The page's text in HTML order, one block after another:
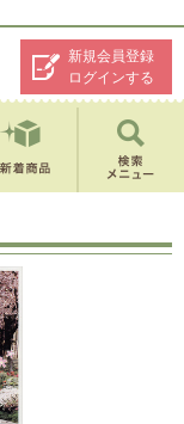
新規会員登録
ログインする